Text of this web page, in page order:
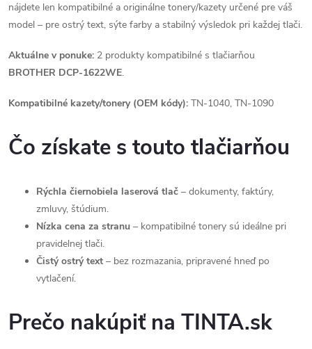
nájdete len kompatibilné a originálne tonery/kazety určené pre váš
model – pre ostrý text, sýte farby a stabilný výsledok pri každej tlači.
Aktuálne v ponuke: 2 produkty kompatibilné s tlačiarňou
BROTHER DCP-1622WE.
Kompatibilné kazety/tonery (OEM kódy): TN-1040, TN-1090
Čo získate s touto tlačiarňou
Rýchla čiernobiela laserová tlač – dokumenty, faktúry,
zmluvy, štúdium.
Nízka cena za stranu – kompatibilné tonery sú ideálne pri
pravidelnej tlači.
Čistý ostrý text – bez rozmazania, pripravené hneď po
vytlačení.
Prečo nakúpiť na TINTA.sk